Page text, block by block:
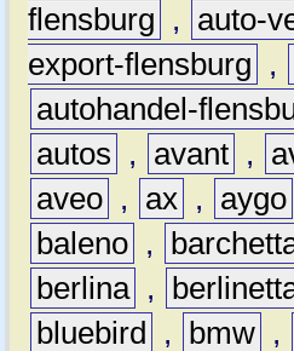
flensburg
,
auto-
export-flensburg
,
autohandel-
autos
, avant ,
aveo , ax , aygo
baleno ,
berlina ,
bluebird
, bmw ,